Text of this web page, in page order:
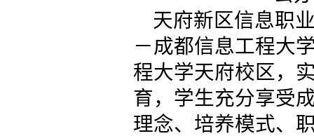
天府新区信息职
－成都信息工程大
程大学天府校区，
育，学生充分享受
理念、培养模式、